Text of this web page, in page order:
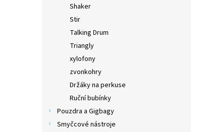
Shaker
Stir
Talking Drum
Triangly
xylofony
zvonkohry
Držáky na perkuse
Ruční bubínky
Pouzdra a Gigbagy
Smyčcové nástroje